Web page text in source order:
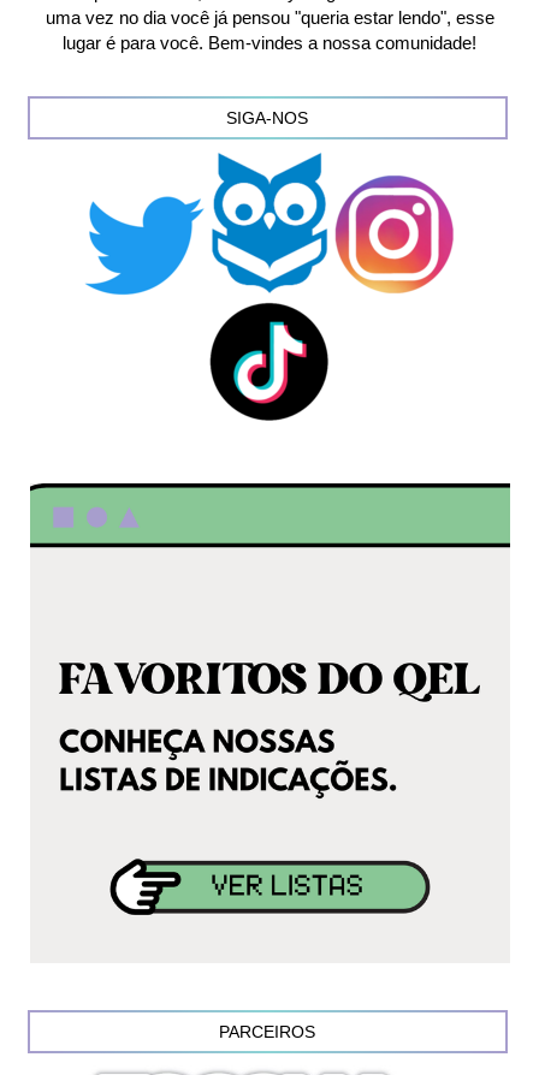
uma vez no dia você já pensou "queria estar lendo", esse
lugar é para você. Bem-vindes a nossa comunidade!
SIGA-NOS
PARCEIROS